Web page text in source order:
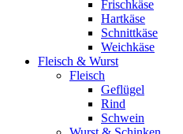
Frischkäse
Hartkäse
Schnittkäse
Weichkäse
Fleisch & Wurst
Fleisch
Geflügel
Rind
Schwein